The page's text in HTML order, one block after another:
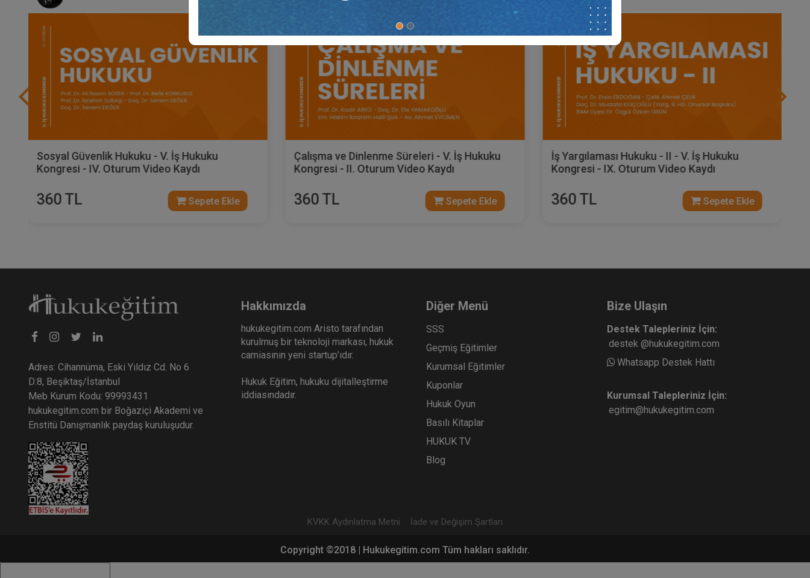
Sosyal Güvenlik Hukuku - V. İş Hukuku
Kongresi - IV. Oturum Video Kaydı
360 TL Sepete Ekle
Çalışma ve Dinlenme Süreleri - V. İş Hukuku
Kongresi - II. Oturum Video Kaydı
360 TL Sepete Ekle
İş Yargılaması Hukuku - II - V. İş Hukuku
Kongresi - IX. Oturum Video Kaydı
360 TL Sepete Ekle
Adres: Cihannüma, Eski Yıldız Cd. No 6
D:8, Beşiktaş/İstanbul
Meb Kurum Kodu: 99993431
hukukegitim.com bir Boğaziçi Akademi ve
Enstitü Danışmanlık paydaş kuruluşudur.
Hakkımızda
hukukegitim.com Aristo tarafından
kurulmuş bir teknoloji markası, hukuk
camiasının yeni startup’ıdır.
Hukuk Eğitim, hukuku dijitalleştirme
iddiasındadır.
Diğer Menü
SSS
Geçmiş Eğitimler
Kurumsal Eğitimler
Kuponlar
Hukuk Oyun
Basılı Kitaplar
HUKUK TV
Blog
Bize Ulaşın
Destek Talepleriniz İçin:
destek @hukukegitim.com
Whatsapp Destek Hattı
Kurumsal Talepleriniz İçin:
egitim@hukukegitim.com
KVKK Aydınlatma Metni İade ve Değişim Şartları
Copyright ©2018 | Hukukegitim.com Tüm hakları saklıdır.